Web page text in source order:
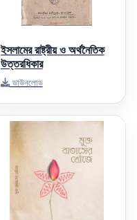
ইসলামের রাষ্ট্রীয় ও অর্থনৈতিক
উত্তরধিকার
ডাউনলোড